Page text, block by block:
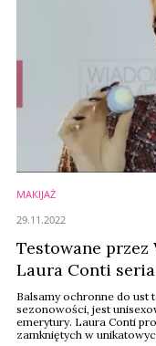
MAKIJAŻ
Testowane przez
Laura Conti
Balsamy ochronne do ust
sezonowości, jest
emerytury. Laura Conti
zamkniętych w
29.11.2022